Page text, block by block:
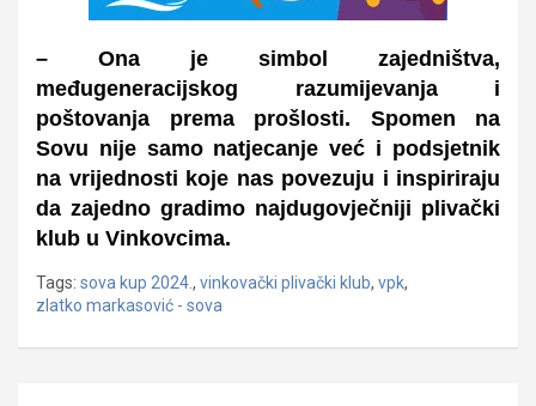
– Ona je simbol zajedništva,
međugeneracijskog razumijevanja i
poštovanja prema prošlosti. Spomen na
Sovu nije samo natjecanje već i podsjetnik
na vrijednosti koje nas povezuju i inspiriraju
da zajedno gradimo najdugovječniji plivački
klub u Vinkovcima.
Tags: sova kup 2024., vinkovački plivački klub, vpk,
zlatko markasović - sova